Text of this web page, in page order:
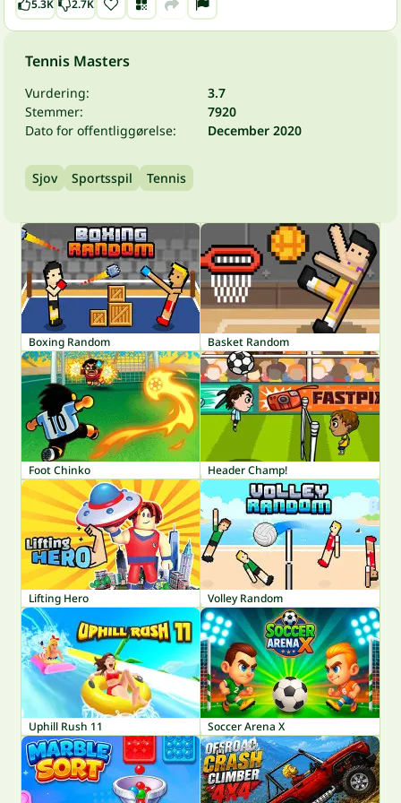
5.3K 2.7K
Tennis Masters
Vurdering:
3.7
Stemmer:
7920
Dato for offentliggørelse:
December 2020
Sjov Sportsspil Tennis
Boxing Random Basket Random
Foot Chinko Header Champ!
Lifting Hero Volley Random
Uphill Rush 11 Soccer Arena X